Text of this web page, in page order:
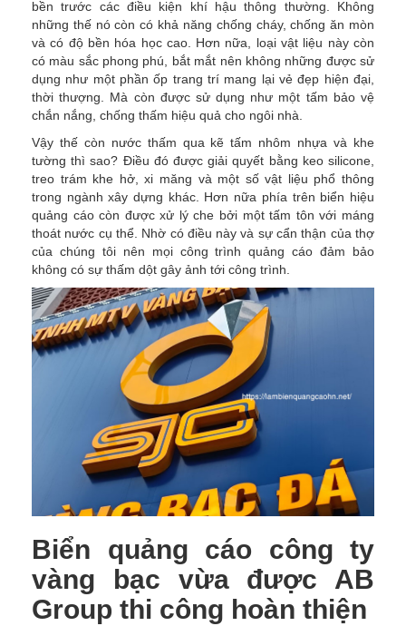
bền trước các điều kiện khí hậu thông thường. Không
những thế nó còn có khả năng chống cháy, chống ăn mòn
và có độ bền hóa học cao. Hơn nữa, loại vật liệu này còn
có màu sắc phong phú, bắt mắt nên không những được sử
dụng như một phần ốp trang trí mang lại vẻ đẹp hiện đại,
thời thượng. Mà còn được sử dụng như một tấm bảo vệ
chắn nắng, chống thấm hiệu quả cho ngôi nhà.
Vậy thế còn nước thấm qua kẽ tấm nhôm nhựa và khe
tường thì sao? Điều đó được giải quyết bằng keo silicone,
treo trám khe hở, xi măng và một số vật liệu phổ thông
trong ngành xây dựng khác. Hơn nữa phía trên biển hiệu
quảng cáo còn được xử lý che bởi một tấm tôn với máng
thoát nước cụ thể. Nhờ có điều này và sự cẩn thận của thợ
của chúng tôi nên mọi công trình quảng cáo đảm bảo
không có sự thấm dột gây ảnh tới công trình.
Biển quảng cáo công ty
vàng bạc vừa được AB
Group thi công hoàn thiện